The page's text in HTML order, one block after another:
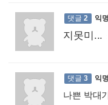
댓글 2 익명
지못미...
댓글 3 익명
나쁜 박대